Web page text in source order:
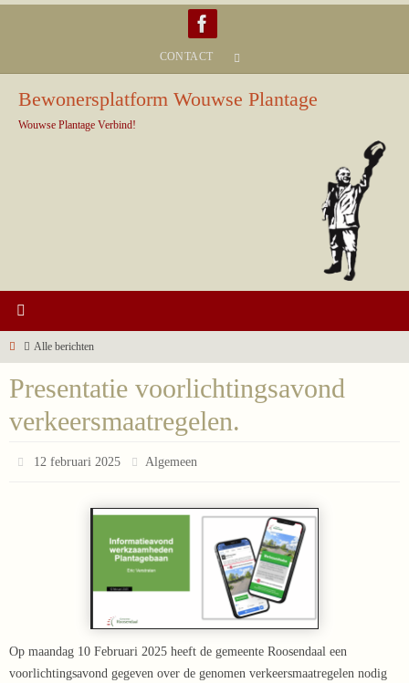
CONTACT
Bewonersplatform Wouwse Plantage
Wouwse Plantage Verbind!
HomeAlle berichten
Presentatie voorlichtingsavond
verkeersmaatregelen.
12 februari 2025 Algemeen
Op maandag 10 Februari 2025 heeft de gemeente Roosendaal een
voorlichtingsavond gegeven over de genomen verkeersmaatregelen nodig